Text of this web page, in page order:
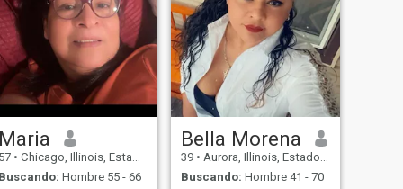
Maria
57 • Chicago, Illinois, Estados Unidos
Buscando: Hombre 55 - 66
Bella Morena
39 • Aurora, Illinois, Estados Unidos
Buscando: Hombre 41 - 70